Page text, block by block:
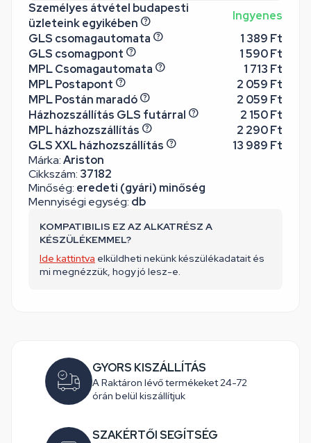
Márka:Ariston
Cikkszám: 37182
Minőség: eredeti (gyári) minőség
Mennyiségi egység: db
Személyes átvétel budapesti
üzleteink egyikében
Ingyenes
GLS csomagautomata
1 389 Ft
GLS csomagpont
1 590 Ft
MPL Csomagautomata
1 713 Ft
MPL Postapont
2 059 Ft
MPL Postán maradó
2 059 Ft
Házhozszállítás GLS futárral
2 150 Ft
MPL házhozszállítás
2 290 Ft
GLS XXL házhozszállítás
13 989 Ft
KOMPATIBILIS EZ AZ ALKATRÉSZ A
KÉSZÜLÉKEMMEL?
Ide kattintva elküldheti nekünk készülékadatait és
mi megnézzük, hogy jó lesz-e.
GYORS KISZÁLLÍTÁS
A Raktáron lévő termékeket 24-72
órán belül kiszállítjuk
SZAKÉRTŐI SEGÍTSÉG